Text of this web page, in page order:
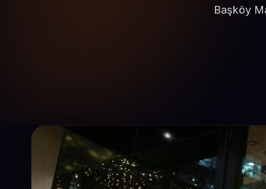
Başköy